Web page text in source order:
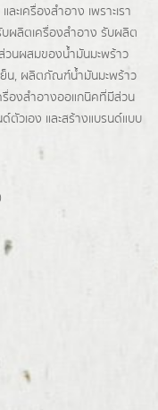
และเครื่องสำอาง เพราะเรา
ผลิตเครื่องสำอาง รับผลิต
วนผสมของน้ำมันมะพร้าว
ย็น, ผลิตภัณฑ์น้ำมันมะพร้าว
รื่องสำอางออแกนิคที่มีส่วน
วเอง และสร้างแบรนด์แบบ